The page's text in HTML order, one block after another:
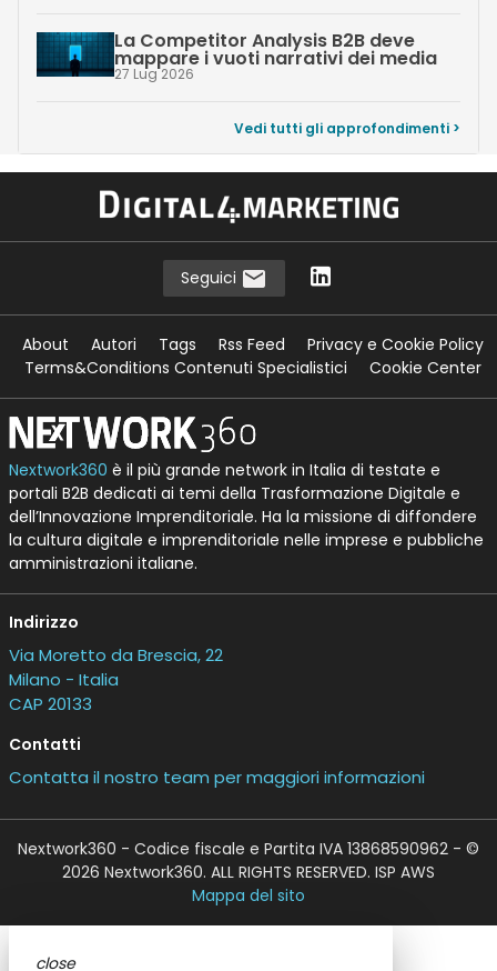
La Competitor Analysis B2B deve
mappare i vuoti narrativi dei media
27 Lug 2026
Vedi tutti gli approfondimenti >
Seguici
About Autori Tags Rss Feed
Privacy e Cookie Policy
Terms&Conditions Contenuti Specialistici
Cookie Center
Nextwork360 è il più grande network in Italia di testate e
portali B2B dedicati ai temi della Trasformazione Digitale e
dell’Innovazione Imprenditoriale. Ha la missione di diffondere
la cultura digitale e imprenditoriale nelle imprese e pubbliche
amministrazioni italiane.
Indirizzo
Via Moretto da Brescia, 22
Milano - Italia
CAP 20133
Contatti
Contatta il nostro team per maggiori informazioni
Nextwork360 - Codice fiscale e Partita IVA 13868590962 - ©
2026 Nextwork360. ALL RIGHTS RESERVED. ISP AWS
Mappa del sito
close